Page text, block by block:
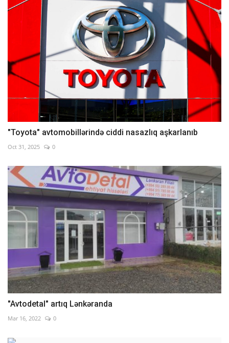
"Toyota" avtomobillərində ciddi nasazlıq aşkarlanıb
Oct 31, 2025 0
"Avtodetal" artıq Lənkəranda
Mar 16, 2022 0